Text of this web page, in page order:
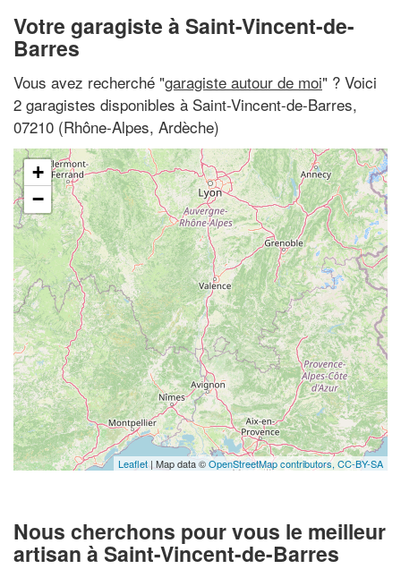
Votre garagiste à Saint-Vincent-de-
Barres
Vous avez recherché "garagiste autour de moi" ? Voici
2 garagistes disponibles à Saint-Vincent-de-Barres,
07210 (Rhône-Alpes, Ardèche)
+
−
Leaflet | Map data ©OpenStreetMap contributors, CC-BY-SA
Nous cherchons pour vous le meilleur
artisan à Saint-Vincent-de-Barres